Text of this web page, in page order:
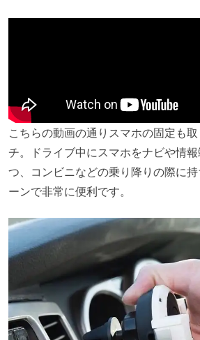
こちらの動画の通りスマホの固定も
チ。ドライブ中にスマホをナビや情
つ、コンビニなどの乗り降りの際に
ーンで非常に便利です。